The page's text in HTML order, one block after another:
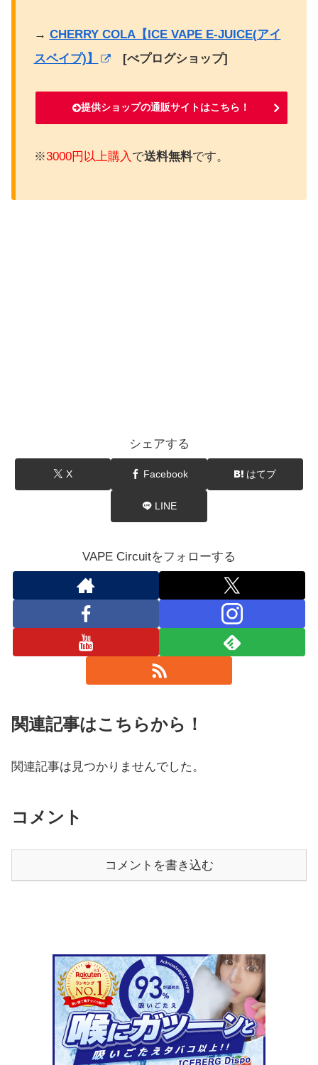
→ CHERRY COLA【ICE VAPE E-JUICE(アイ
スベイプ)】
[べプログショップ]
提供ショップの通販サイトはこちら！
※3000円以上購入 で送料無料です。
シェアする
X Facebook はてブ
LINE
VAPE Circuitをフォローする
関連記事はこちらから！
関連記事は見つかりませんでした。
コメント
コメントを書き込む